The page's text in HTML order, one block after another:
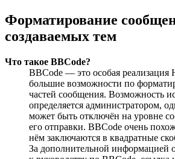
Форматирование
создаваемых тем
Что такое BBCode?
BBCode — это особая
большие возможности по
частей сообщения. Возможность
определяется администратором,
может быть отключён на уровне
его отправки. BBCode очень
нём заключаются в квадратные
За дополнительной информацией